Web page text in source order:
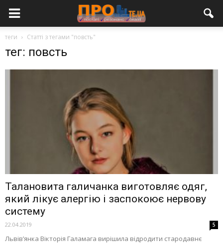
теги Статті з тегами "повсть"
тег: повсть
Талановита галичанка виготовляє одяг,
який лікує алергію і заспокоює нервову
систему
22.04.2019 5
Львів’янка Вікторія Галамага вирішила відродити стародавнє